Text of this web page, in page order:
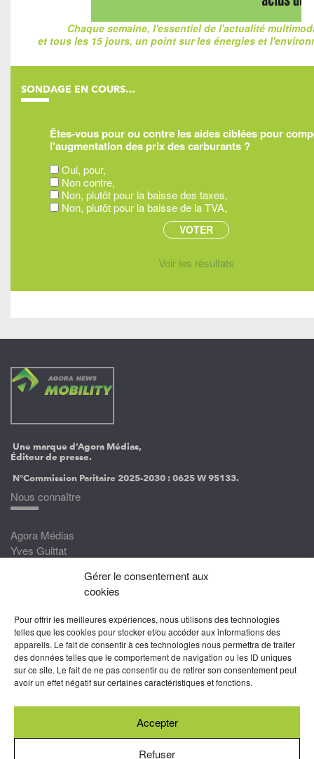
Gérer le consentement aux
cookies
Pour offrir les meilleures expériences, nous utilisons des technologies
telles que les cookies pour stocker et/ou accéder aux informations des
appareils. Le fait de consentir à ces technologies nous permettra de traiter
des données telles que le comportement de navigation ou les ID uniques
sur ce site. Le fait de ne pas consentir ou de retirer son consentement peut
avoir un effet négatif sur certaines caractéristiques et fonctions.
Accepter
Refuser
Chaque semaine, l'essentiel de l'actualité
et tous les 15 jours, un point sur les énergies et
SONDAGE EN COURS…
Êtes-vous pour ou contre les aides ciblées pour
l'augmentation des prix des carburants ?
Oui, pour,
Non contre,
Non, plutôt pour la baisse des taxes,
Non, plutôt pour la baisse de la TVA,
Voir les résultats
Une marque d’Agora Médias,
Éditeur de presse.
N°Commission Paritaire 2025-2030 :0625 W 95133.
Nous connaître
Agora Médias
Yves Guittat
Devenez correspondant
Rejoignez nos experts
Devenez Partenaire
Nous suivre
Abonnez-vous à nos newsletters